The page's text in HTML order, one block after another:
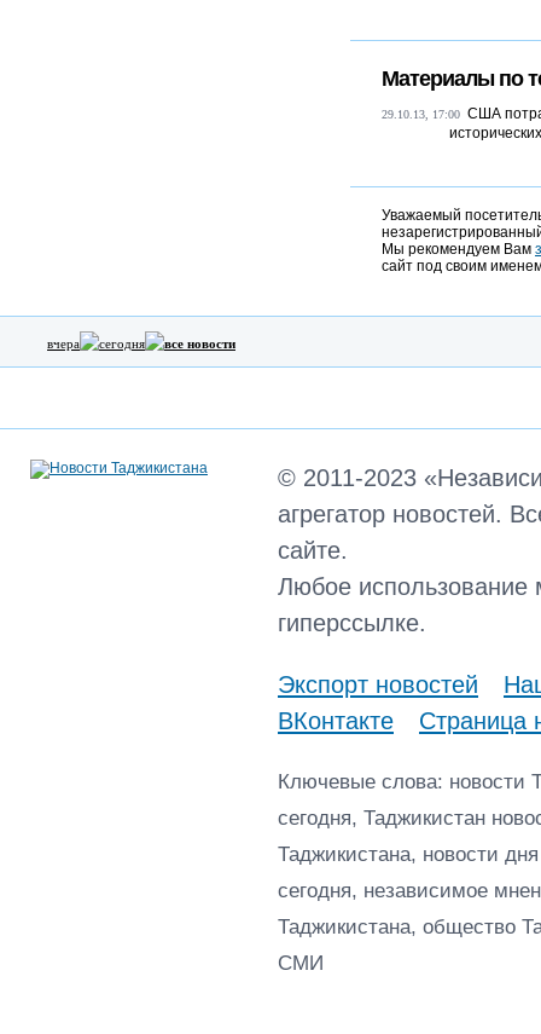
Материалы по
29.10.13, 17:00 США
Уважаемый
Мы рекомендуем Вам
сайт под своим
вчера сегодня все новости
© 2011-2023
агрегатор новостей.
сайте.
Любое использование
гиперссылке.
Экспорт новостей
ВКонтакте
Страница
Ключевые слова: новости
сегодня, Таджикистан
Таджикистана, новости
сегодня, независимое
Таджикистана, общество
СМИ